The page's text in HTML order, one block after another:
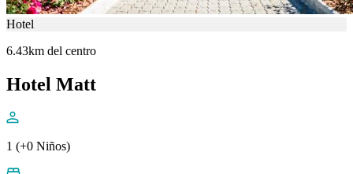
Hotel
6.43km del centro
Hotel Matt
1 (+0 Niños)